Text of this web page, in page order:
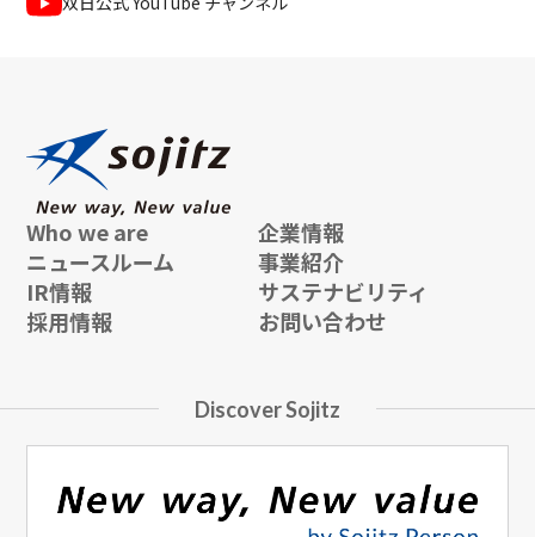
Who we are
企業情報
ニュースルーム
事業紹介
IR情報
サステナビリティ
採用情報
お問い合わせ
Discover Sojitz